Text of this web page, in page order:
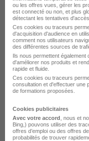
Conducteur de
Camo Groupe
Schweighouse-sur-
13,50 € / heure
ou les offres vues, gérer les
est connecté ou non, et plus
détectant les tentatives
Ces cookies ou traceurs
d'acquisition d'audience en
comment nos utilisateurs
des différentes sources de
Ils nous permettent également
d'améliorer nos produits et
rapide et fluide.
Ces cookies ou traceurs
consultation et d'effectuer une
de formations proposées.
Cookies publicitaires
Avec votre accord , nous et
Bing,) pouvons utiliser des
offres d’emploi ou des offres
probabilités de trouver